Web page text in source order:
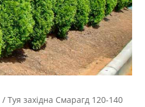
/Туя західна Смарагд 120-140